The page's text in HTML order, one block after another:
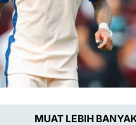
MUAT LEBIH